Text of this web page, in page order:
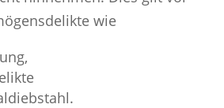
wie